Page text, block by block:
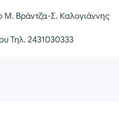
Μ. Βράντζα-Σ. Καλογιάννης
Τηλ. 2431030333